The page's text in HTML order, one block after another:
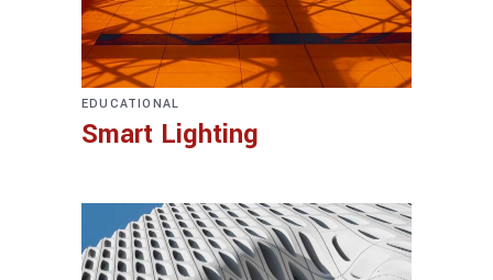
EDUCATIONAL
Smart Lighting